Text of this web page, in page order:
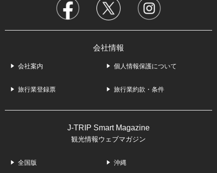
会社情報
会社案内 個人情報保護について
旅行業登録票 旅行業約款・条件
J-TRIP Smart Magazine
観光情報ウェブマガジン
全国版 沖縄